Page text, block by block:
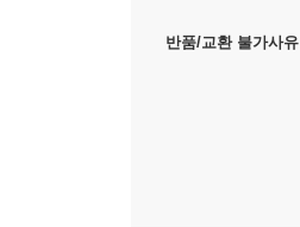
반품/교환 불가사유